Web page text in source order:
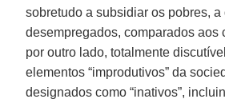
sobretudo a subsidiar os pobres,
desempregados, comparados aos
por outro lado, totalmente
elementos “improdutivos” da
designados como “inativos”,